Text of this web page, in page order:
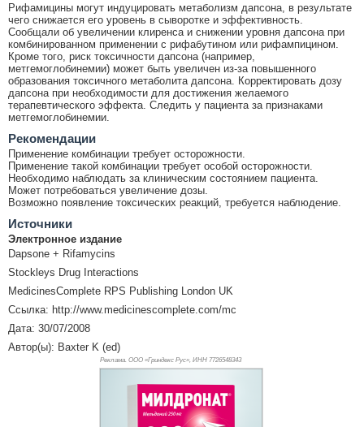
Рифамицины могут индуцировать метаболизм дапсона, в результате
чего снижается его уровень в сыворотке и эффективность.
Сообщали об увеличении клиренса и снижении уровня дапсона при
комбинированном применении с рифабутином или рифампицином.
Кроме того, риск токсичности дапсона (например,
метгемоглобинемии) может быть увеличен из-за повышенного
образования токсичного метаболита дапсона. Корректировать дозу
дапсона при необходимости для достижения желаемого
терапевтического эффекта. Следить у пациента за признаками
метгемоглобинемии.
Рекомендации
Применение комбинации требует осторожности.
Применение такой комбинации требует особой осторожности.
Необходимо наблюдать за клиническим состоянием пациента.
Может потребоваться увеличение дозы.
Возможно появление токсических реакций, требуется наблюдение.
Источники
Электронное издание
Dapsone + Rifamycins
Stockleys Drug Interactions
MedicinesComplete RPS Publishing London UK
Ссылка: http://www.medicinescomplete.com/mc
Дата: 30/07/2008
Автор(ы): Baxter K (ed)
Реклама. ООО «Гриндекс Рус», ИНН 7726548343